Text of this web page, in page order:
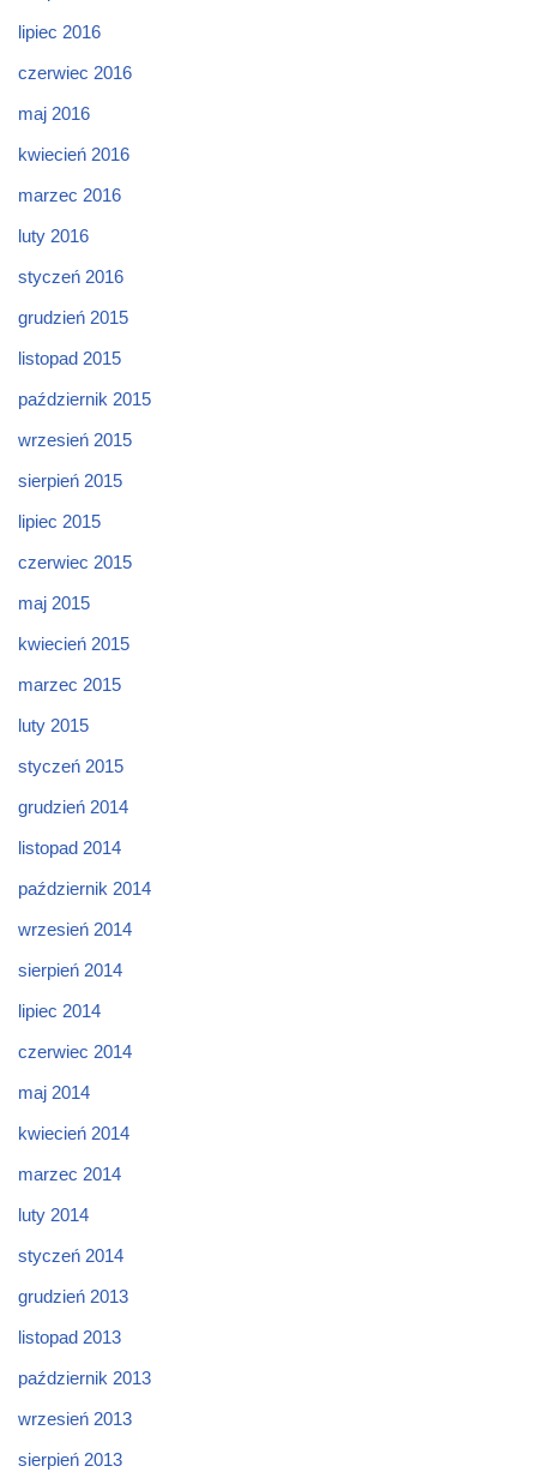
lipiec 2016
czerwiec 2016
maj 2016
kwiecień 2016
marzec 2016
luty 2016
styczeń 2016
grudzień 2015
listopad 2015
październik 2015
wrzesień 2015
sierpień 2015
lipiec 2015
czerwiec 2015
maj 2015
kwiecień 2015
marzec 2015
luty 2015
styczeń 2015
grudzień 2014
listopad 2014
październik 2014
wrzesień 2014
sierpień 2014
lipiec 2014
czerwiec 2014
maj 2014
kwiecień 2014
marzec 2014
luty 2014
styczeń 2014
grudzień 2013
listopad 2013
październik 2013
wrzesień 2013
sierpień 2013